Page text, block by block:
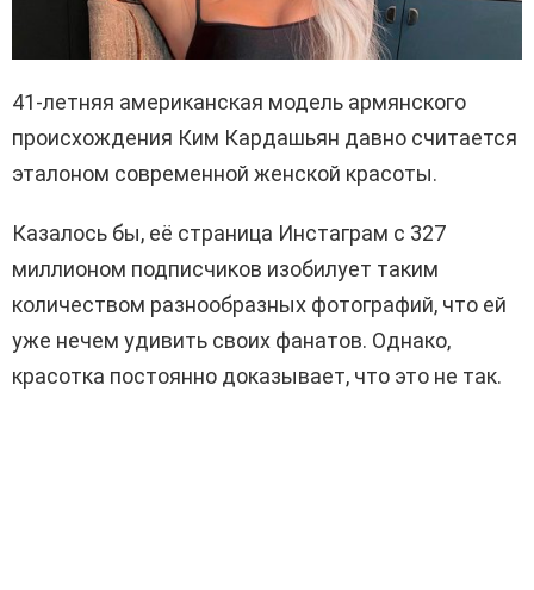
41-летняя американская модель армянского
происхождения Ким Кардашьян давно считается
эталоном современной женской красоты.
Казалось бы, её страница Инстаграм с 327
миллионом подписчиков изобилует таким
количеством разнообразных фотографий, что ей
уже нечем удивить своих фанатов. Однако,
красотка постоянно доказывает, что это не так.